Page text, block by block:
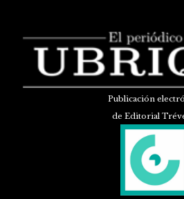
Publicación
de Editorial